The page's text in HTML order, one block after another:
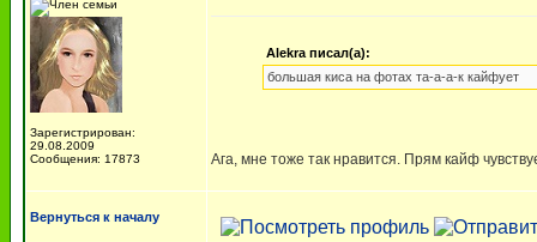
Зарегистрирован:
29.08.2009
Сообщения: 17873
Alekra писал(а):
большая киса на фотах та-а-а-к кайфует
Ага, мне тоже так нравится. Прям кайф
Вернуться к началу